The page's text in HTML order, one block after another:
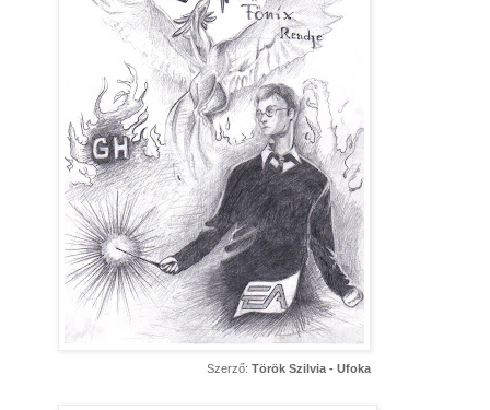
Szerző: Török Szilvia - Ufoka